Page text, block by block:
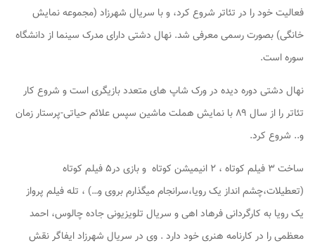
فعالیت خود را در تئاتر شروع کرد، و با سریال شهرزاد (مجموعه نمایش
خانگی) بصورت رسمی معرفی شد. نهال دشتی دارای مدرک سینما از دانشگاه
سوره است.
نهال دشتی دوره دیده در ورک شاپ های متعدد بازیگری است و شروع کار
تئاتر را از سال ۸۹ با نمایش هملت ماشین سپس علائم حیاتی-پرستار زمان
و.. شروع کرد.
ساخت ۳ فیلم کوتاه ، ۲ انیمیشن کوتاه و بازی در۵ فیلم کوتاه
(تعطیلات،چشم انداز یک رویا،سرانجام میگذارم بروی و…) ، تله فیلم پرواز
یک رویا به کارگردانی فرهاد اهی و سریال تلویزیونی جاده چالوس، احمد
معظمی را در کارنامه هنری خود دارد . وی در سریال شهرزاد ایفاگر نقش